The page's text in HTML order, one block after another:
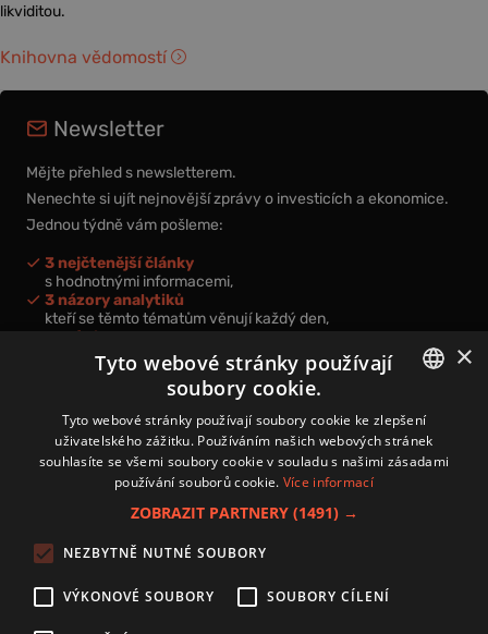
likviditou.
Knihovna vědomostí
Newsletter
Mějte přehled s newsletterem.
Nenechte si ujít nejnovější zprávy o investicích a ekonomice.
Jednou týdně vám pošleme:
3 nejčtenější články
s hodnotnými informacemi,
3 názory analytiků
kteří se těmto tématům věnují každý den,
nová videa a podcasty
k prohloubení vašich znalostí.
Přihlášením k newsletteru vyjadřujete svůj souhlas spodmínkami
zpracování osobních údajů.
Zásady používání souborů cookies
Autoři
Nastavení cookies
CZECH
×
Tyto webové stránky používají
soubory cookie.
Tyto webové stránky používají soubory cookie ke zlepšení
uživatelského zážitku. Používáním našich webových stránek
souhlasíte se všemi soubory cookie v souladu s našimi zásadami
používání souborů cookie. Více informací
ZOBRAZIT PARTNERY (1491) →
NEZBYTNĚ NUTNÉ SOUBORY
VÝKONOVÉ SOUBORY SOUBORY CÍLENÍ